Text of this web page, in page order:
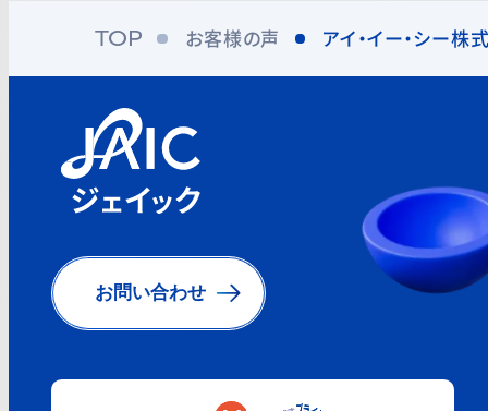
TOP お客様の声 アイ・イー・シー株
お問い合わせ